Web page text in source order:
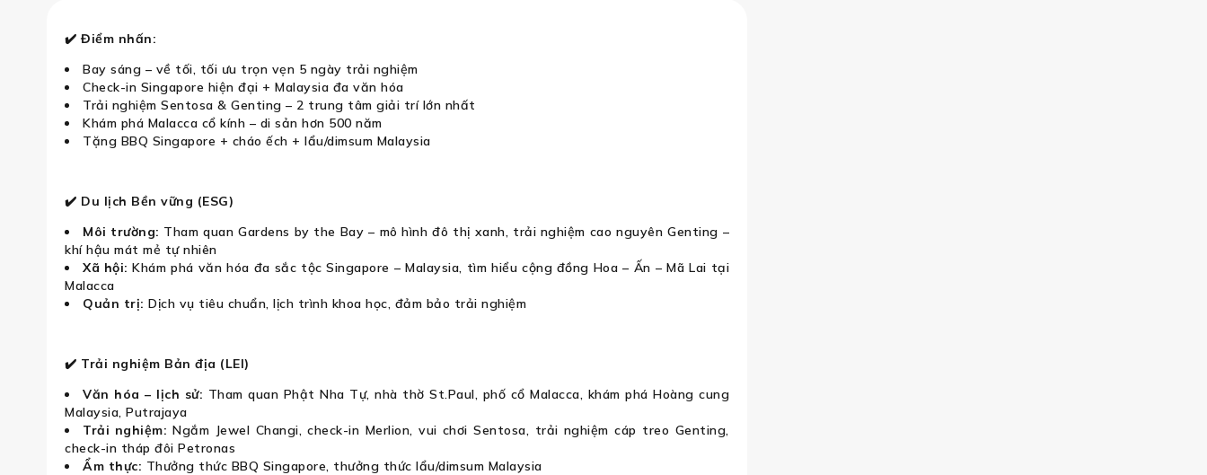
✔️ Điểm nhấn:
Bay sáng – về tối, tối ưu trọn vẹn 5 ngày trải nghiệm
Check-in Singapore hiện đại + Malaysia đa văn hóa
Trải nghiệm Sentosa & Genting – 2 trung tâm giải trí lớn nhất
Khám phá Malacca cổ kính – di sản hơn 500 năm
Tặng BBQ Singapore + cháo ếch + lẩu/dimsum Malaysia
✔️ Du lịch Bền vững (ESG)
Môi trường: Tham quan Gardens by the Bay – mô hình đô thị xanh, trải nghiệm cao nguyên Genting –
khí hậu mát mẻ tự nhiên
Xã hội: Khám phá văn hóa đa sắc tộc Singapore – Malaysia, tìm hiểu cộng đồng Hoa – Ấn – Mã Lai tại
Malacca
Quản trị: Dịch vụ tiêu chuẩn, lịch trình khoa học, đảm bảo trải nghiệm
✔️ Trải nghiệm Bản địa (LEI)
Văn hóa – lịch sử: Tham quan Phật Nha Tự, nhà thờ St.Paul, phố cổ Malacca, khám phá Hoàng cung
Malaysia, Putrajaya
Trải nghiệm: Ngắm Jewel Changi, check-in Merlion, vui chơi Sentosa, trải nghiệm cáp treo Genting,
check-in tháp đôi Petronas
Ẩm thực: Thưởng thức BBQ Singapore, thưởng thức lẩu/dimsum Malaysia